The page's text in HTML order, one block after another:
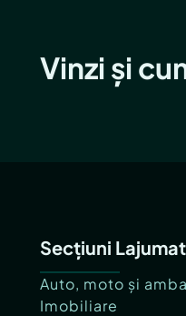
Vinzi și
Secțiuni
Auto, moto și
Imobiliare